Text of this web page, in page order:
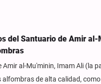
del Santuario de Amir
al-Mu'minin, Imam Ali (la
de alta calidad,